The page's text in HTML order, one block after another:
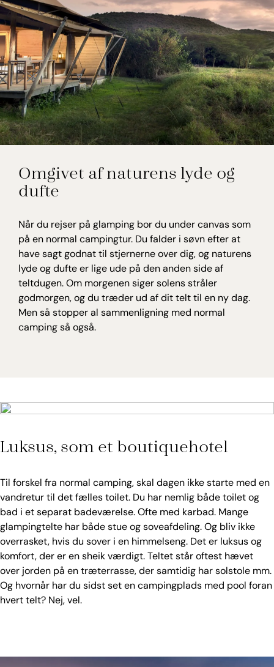
Omgivet af naturens lyde og
dufte
Når du rejser på glamping bor du under canvas som
på en normal campingtur. Du falder i søvn efter at
have sagt godnat til stjernerne over dig, og naturens
lyde og dufte er lige ude på den anden side af
teltdugen. Om morgenen siger solens stråler
godmorgen, og du træder ud af dit telt til en ny dag.
Men så stopper al sammenligning med normal
camping så også.
Luksus, som et boutiquehotel
Til forskel fra normal camping, skal dagen ikke starte med en
vandretur til det fælles toilet. Du har nemlig både toilet og
bad i et separat badeværelse. Ofte med karbad. Mange
glampingtelte har både stue og soveafdeling. Og bliv ikke
overrasket, hvis du sover i en himmelseng. Det er luksus og
komfort, der er en sheik værdigt. Teltet står oftest hævet
over jorden på en træterrasse, der samtidig har solstole mm.
Og hvornår har du sidst set en campingplads med pool foran
hvert telt? Nej, vel.